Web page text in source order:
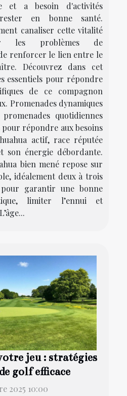
et a besoin d'activités
en bonne santé.
canaliser cette vitalité
les problèmes de
renforcer le lien entre le
Découvrez dans cet
essentiels pour répondre
de ce compagnon
Promenades dynamiques
quotidiennes
répondre aux besoins
actif, race réputée
son énergie débordante.
bien mené repose sur
idéalement deux à trois
garantir une bonne
limiter l’ennui et
jeu : stratégies
golf efficace
2025 10:00